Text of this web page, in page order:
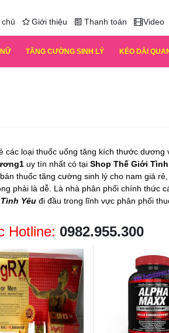
Giới thiệu Thanh toán Video
TĂNG CƯỜNG SINH LÝ KÉO DÀI
các loại thuốc uống tăng kích thước dương
uy tín nhất có tạiShop Thế Giới Tình
bánthuốc tăng cường sinh lý cho nam giá
phải là dễ. Là nhà phân phối chính thức
Yêu đi đầu trong lĩnh vực phân phối
Hotline: 0982.955.300